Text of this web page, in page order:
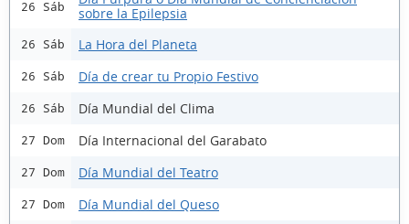
26 Sáb
sobre la Epilepsia
26 Sáb La Hora del Planeta
26 Sáb Día de crear tu Propio Festivo
26 Sáb Día Mundial del Clima
27 Dom Día Internacional del Garabato
27 Dom Día Mundial del Teatro
27 Dom Día Mundial del Queso